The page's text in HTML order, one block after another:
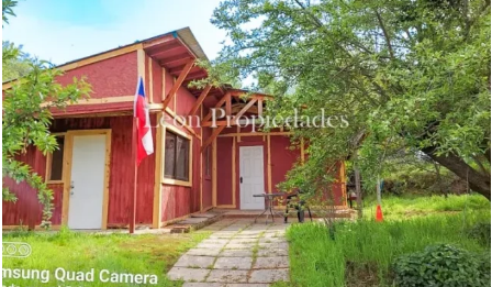
(Sugerencias)